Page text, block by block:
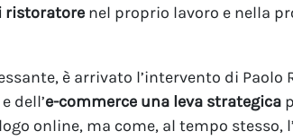
ristoratore nel proprio lavoro e nella
è arrivato l’intervento di Paolo
dell’e-commerce una leva strategica
online, ma come, al tempo